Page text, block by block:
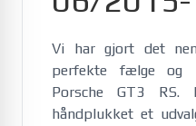
Vi har gjort det
perfekte fælge og
Porsche GT3
håndplukket et